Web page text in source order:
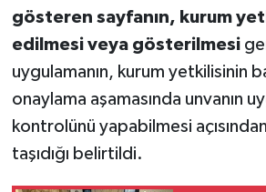
gösteren sayfanın, kurum
edilmesi veya gösterilmesi
uygulamanın, kurum yetkilisinin
onaylama aşamasında unvanın
kontrolünü yapabilmesi
taşıdığı belirtildi.